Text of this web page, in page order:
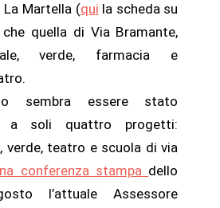
Martella (qui la scheda su
che quella di Via Bramante,
verde, farmacia e
sembra essere stato
a soli quattro progetti:
verde, teatro e scuola di via
conferenza stampa dello
l’attuale Assessore